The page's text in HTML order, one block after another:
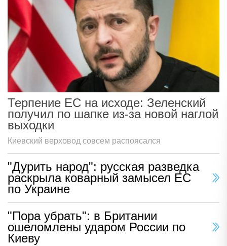
Терпение ЕС на исходе: Зеленский
получил по шапке из-за новой наглой
выходки
Киевский верховод совсем распоясался
"Дурить народ": русская разведка
раскрыла коварный замысел ЕС
по Украине
"Пора убрать": в Британии
ошеломлены ударом России по
Киеву